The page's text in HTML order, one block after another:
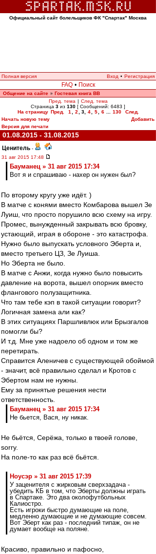
Официальный сайт болельщиков ФК "Спартак" Москва
Полная версия Вход • Регистрация
FAQ • Поиск
Общение на сайте » Гостевая книга ВВ
Пред. тема | След. тема
Страница 3 из 130 [ Сообщений: 6483 ]
На страницу Пред. 1 2 3, 4 5 6 130
След.
Начать новую тему
Добавить
Версия для печати
01.08.2015 - 31.08.2015
Ценитель -
31 авг 2015 17:48
Бауманец » 31 авг 2015 17:34
Вот я и спрашиваю - нахер он нужен был?
По второму кругу уже идёт. )
В матче с конями вместо Комбарова вышел Зе
Луиш, что просто порушило всю схему на игру.
Промес, вынужденный закрывать всю бровку,
устающий, играя в обороне - это катастрофа.
Нужно было выпускать условного Эберта и,
вместо третьего ЦЗ, Зе Луиша.
Но Эберта не было.
В матче с Анжи, когда нужно было повысить
давление на ворота, вышел опорник вместо
флангового полузащитника.
Что там тебе кэп в такой ситуации говорит?
Логичная замена али как?
В этих ситуациях Паршливлюк или Брызгалов
помогли бы?
И т.д. Мне уже надоело об одном и том же
перетирать.
Справится Аленичев с существующей обоймой
- значит, всё правильно сделал и Кротов с
Эбертом нам не нужны.
Ему за принятые решения нести
ответственность.
Бауманец » 31 авг 2015 17:34
Не бьется, Вася, ну никак.
Не бьётся, Серёжа, только в твоей голове,
sorry.
На поле-то как раз всё бьётся.
Ноусэр » 31 авг 2015 17:39
У заценителя с жирковым сверхзадача -
убедить КБ в том, что Эберты должны играть
в Спартаке. Это два околофутбольных
Калиостро.
Есть игроки быстро думающие на поле,
медленно думающие и не думающие совсем.
Вот Эберт как раз - последний типаж, он не
думает вообще на поляне.
Красиво, правильно и пафосно,